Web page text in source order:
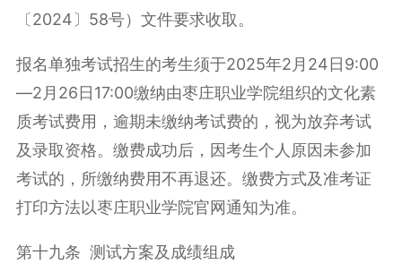
〔2024〕58号）文件要求收取。
报名单独考试招生的考生须于2025年2月24日9:00
—2月26日17:00缴纳由枣庄职业学院组织的文化素
质考试费用，逾期未缴纳考试费的，视为放弃考试
及录取资格。缴费成功后，因考生个人原因未参加
考试的，所缴纳费用不再退还。缴费方式及准考证
打印方法以枣庄职业学院官网通知为准。
第十九条 测试方案及成绩组成